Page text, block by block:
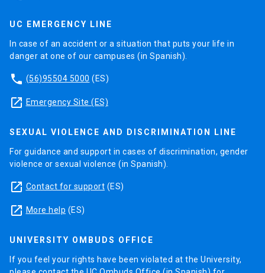
UC EMERGENCY LINE
In case of an accident or a situation that puts your life in
danger at one of our campuses (in Spanish).
phone (56)95504 5000 (ES)
launch Emergency Site (ES)
SEXUAL VIOLENCE AND DISCRIMINATION LINE
For guidance and support in cases of discrimination, gender
violence or sexual violence (in Spanish).
launch Contact for support (ES)
launch More help (ES)
UNIVERSITY OMBUDS OFFICE
If you feel your rights have been violated at the University,